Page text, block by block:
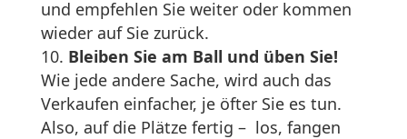
und empfehlen Sie weiter oder kommen
wieder auf Sie zurück.
Bleiben Sie am Ball und üben Sie!
Wie jede andere Sache, wird auch das
Verkaufen einfacher, je öfter Sie es tun.
Also, auf die Plätze fertig – los, fangen